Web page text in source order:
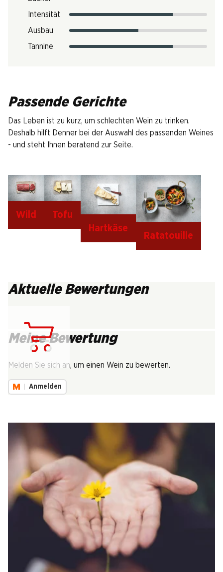
Intensität
Ausbau
Tannine
Passende Gerichte
Das Leben ist zu kurz, um schlechten Wein zu trinken.
Deshalb hilft Denner bei der Auswahl des passenden Weines
- und steht Ihnen beratend zur Seite.
Wild
Tofu
Hartkäse
Ratatouille
Aktuelle Bewertungen
Meine Bewertung
Melden Sie sich an, um einen Wein zu bewerten.
Anmelden